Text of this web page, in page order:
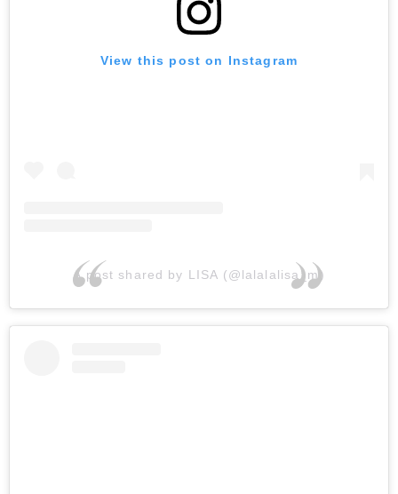
View this post on Instagram
A post shared by LISA (@lalalalisa_m)